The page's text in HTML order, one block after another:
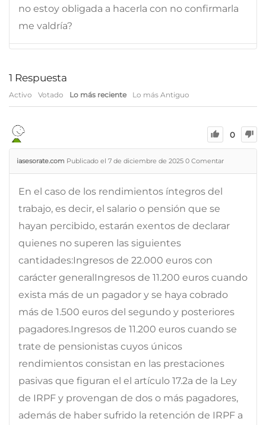
no estoy obligada a hacerla con no confirmarla
me valdría?
1 Respuesta
Activo Votado Lo más reciente Lo más Antiguo
0
iasesorate.com Publicado el 7 de diciembre de 2025 0 Comentar
En el caso de los rendimientos íntegros del
trabajo, es decir, el salario o pensión que se
hayan percibido, estarán exentos de declarar
quienes no superen las siguientes
cantidades:Ingresos de 22.000 euros con
carácter generalIngresos de 11.200 euros cuando
exista más de un pagador y se haya cobrado
más de 1.500 euros del segundo y posteriores
pagadores.Ingresos de 11.200 euros cuando se
trate de pensionistas cuyos únicos
rendimientos consistan en las prestaciones
pasivas que figuran el el artículo 17.2a de la Ley
de IRPF y provengan de dos o más pagadores,
además de haber sufrido la retención de IRPF a